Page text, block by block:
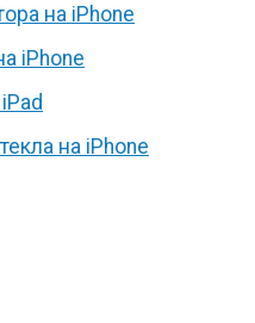
на iPhone
iPhone
на iPhone